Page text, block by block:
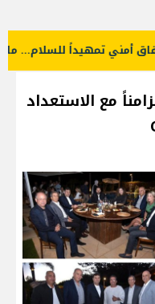
ما جديد مفاوضات روما؟
مع الاستعداد